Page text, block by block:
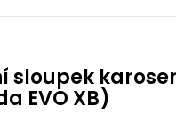
sloupek
EVO XB)